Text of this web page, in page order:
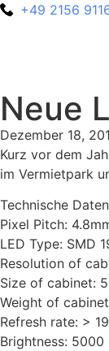
+49 2156
Neue
Dezember 18,
Kurz vor dem
im Vermietpark
Technische
Pixel Pitch:
LED Type: SMD
Resolution of
Size of cabinet:
Weight of
Refresh rate: >
Brightness: 5000